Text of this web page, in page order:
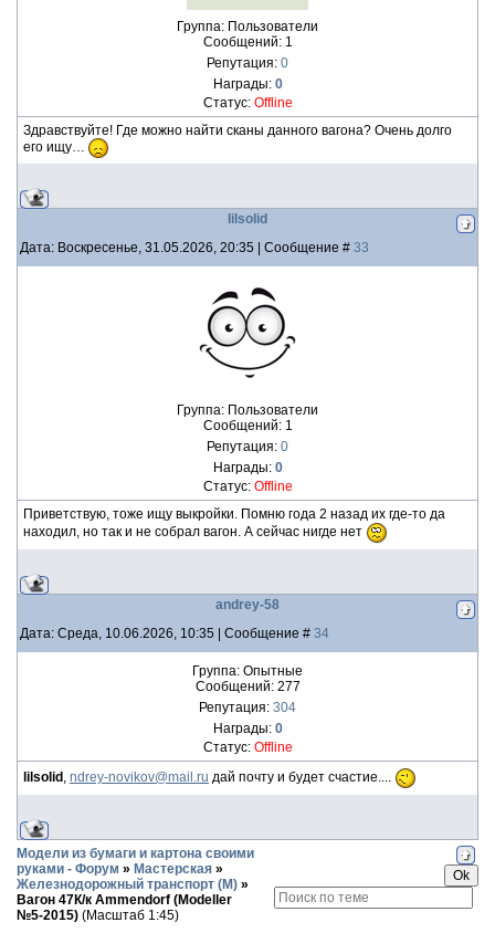
Группа: Пользователи
Сообщений: 1
Репутация: 0
Награды: 0
Статус: Offline
Здравствуйте! Где можно найти сканы данного вагона? Очень долго
его ищу…
lilsolid
Дата: Воскресенье, 31.05.2026, 20:35 | Сообщение # 33
Группа: Пользователи
Сообщений: 1
Репутация: 0
Награды: 0
Статус: Offline
Приветствую, тоже ищу выкройки. Помню года 2 назад их где-то да
находил, но так и не собрал вагон. А сейчас нигде нет
andrey-58
Дата: Среда, 10.06.2026, 10:35 | Сообщение # 34
Группа: Опытные
Сообщений: 277
Репутация: 304
Награды: 0
Статус: Offline
lilsolid , ndrey-novikov@mail.ru дай почту и будет счастие....
Модели из бумаги и картона своими
руками - Форум » Мастерская »
Железнодорожный транспорт (М) »
Вагон 47К/к Ammendorf (Modeller
№5-2015) (Масштаб 1:45)